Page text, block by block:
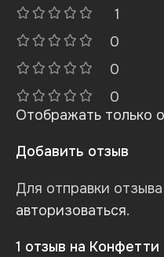
1
0
0
0
1 отзыв на Конфетти
Отображать только
Добавить отзыв
Для отправки
авторизоваться.